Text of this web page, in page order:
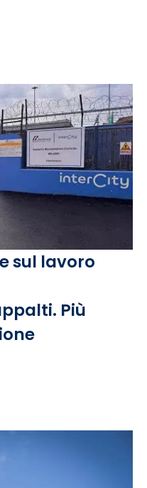
sul lavoro
Più